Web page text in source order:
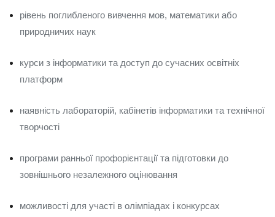
рівень поглибленого вивчення мов, математики або
природничих наук
курси з інформатики та доступ до сучасних освітніх
платформ
наявність лабораторій, кабінетів інформатики та технічної
творчості
програми ранньої профорієнтації та підготовки до
зовнішнього незалежного оцінювання
можливості для участі в олімпіадах і конкурсах